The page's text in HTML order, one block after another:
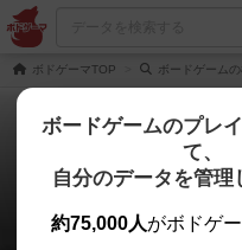
ボドゲーマTOP ボードゲーム
アン
0件
ボードゲームのプレ
て、
自分のデータを管理
約75,000人がボドゲ